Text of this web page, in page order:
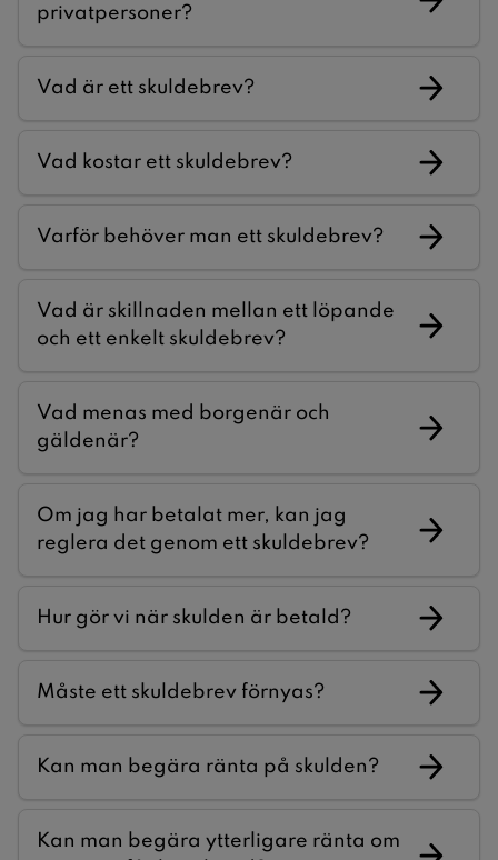
privatpersoner?
Vad är ett skuldebrev?
Vad kostar ett skuldebrev?
Varför behöver man ett skuldebrev?
Vad är skillnaden mellan ett löpande
och ett enkelt skuldebrev?
Vad menas med borgenär och
gäldenär?
Om jag har betalat mer, kan jag
reglera det genom ett skuldebrev?
Hur gör vi när skulden är betald?
Måste ett skuldebrev förnyas?
Kan man begära ränta på skulden?
Kan man begära ytterligare ränta om